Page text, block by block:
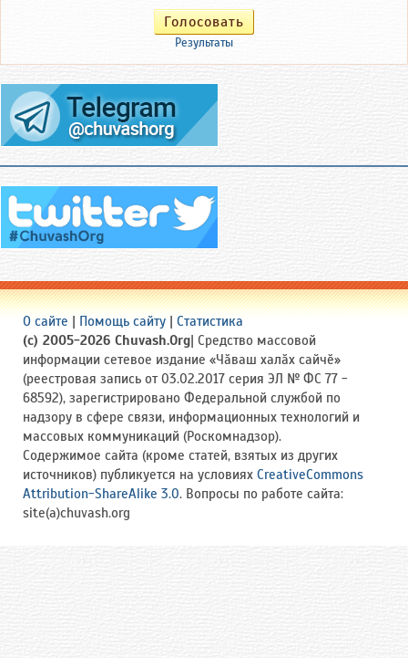
Результаты
О сайте | Помощь сайту | Статистика
(c) 2005-2026 Chuvash.Org| Средство массовой
информации сетевое издание «Чӑваш халӑх сайчӗ»
(реестровая запись от 03.02.2017 серия ЭЛ № ФС 77 -
68592), зарегистрировано Федеральной службой по
надзору в сфере связи, информационных технологий и
массовых коммуникаций (Роскомнадзор).
Содержимое сайта (кроме статей, взятых из других
источников) публикуется на условиях CreativeCommons
Attribution-ShareAlike 3.0. Вопросы по работе сайта:
site(a)chuvash.org